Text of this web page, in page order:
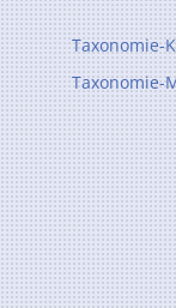
Taxonomie-
Taxonomie-